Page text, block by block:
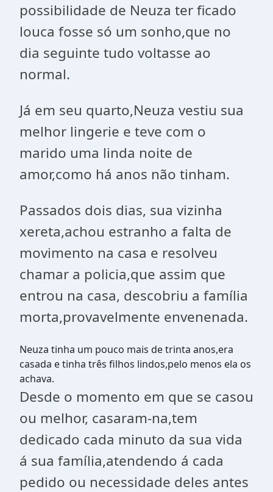
possibilidade de Neuza ter ficado
louca fosse só um sonho,que no
dia seguinte tudo voltasse ao
normal.
Já em seu quarto,Neuza vestiu sua
melhor lingerie e teve com o
marido uma linda noite de
amor,como há anos não tinham.
Passados dois dias, sua vizinha
xereta,achou estranho a falta de
movimento na casa e resolveu
chamar a policia,que assim que
entrou na casa, descobriu a família
morta,provavelmente envenenada.
Neuza tinha um pouco mais de trinta anos,era
casada e tinha três filhos lindos,pelo menos ela os
achava.
Desde o momento em que se casou
ou melhor, casaram-na,tem
dedicado cada minuto da sua vida
á sua família,atendendo á cada
pedido ou necessidade deles antes